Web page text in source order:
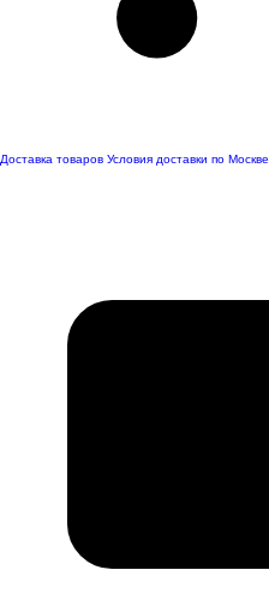
Доставка товаров Условия доставки по